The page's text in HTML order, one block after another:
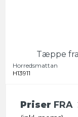
Tæppe
Horredsmattan
H13911
Priser FRA